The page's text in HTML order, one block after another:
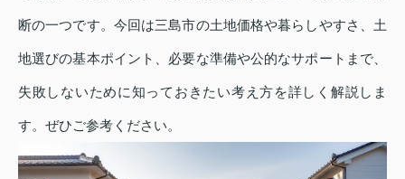
断の一つです。今回は三島市の土地価格や暮らしやすさ、土
地選びの基本ポイント、必要な準備や公的なサポートまで、
失敗しないために知っておきたい考え方を詳しく解説しま
す。ぜひご参考ください。